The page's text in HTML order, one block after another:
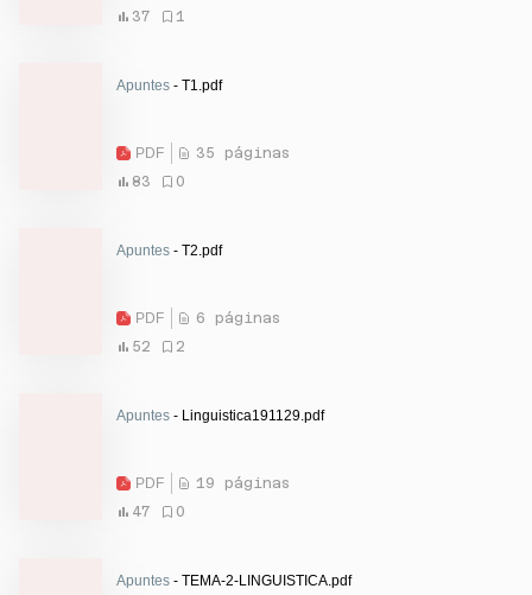
37
1
Apuntes - T1.pdf
PDF
35 páginas
83
0
Apuntes - T2.pdf
PDF
6 páginas
52
2
Apuntes - Linguistica191129.pdf
PDF
19 páginas
47
0
Apuntes - TEMA-2-LINGUISTICA.pdf